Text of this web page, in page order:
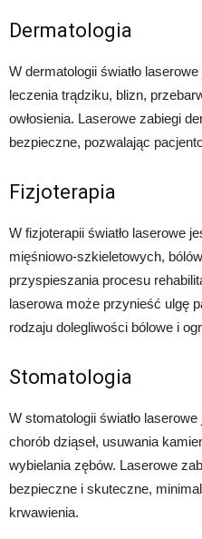
Dermatologia
W dermatologii światło
leczenia trądziku, blizn,
owłosienia. Laserowe zabiegi
bezpieczne, pozwalając
Fizjoterapia
W fizjoterapii światło laserowe
mięśniowo-szkieletowych,
przyspieszania procesu
laserowa może przynieść ulgę
rodzaju dolegliwości bólowe i
Stomatologia
W stomatologii światło
chorób dziąseł, usuwania
wybielania zębów. Laserowe
bezpieczne i skuteczne,
krwawienia.